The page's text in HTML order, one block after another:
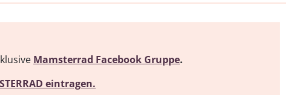
Mamsterrad Facebook Gruppe.
eintragen.